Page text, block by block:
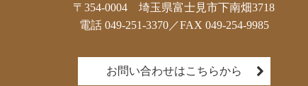
〒354-0004　埼玉県富士見市下南畑3718
電話 049-251-3370／FAX 049-254-9985
お問い合わせはこちらから